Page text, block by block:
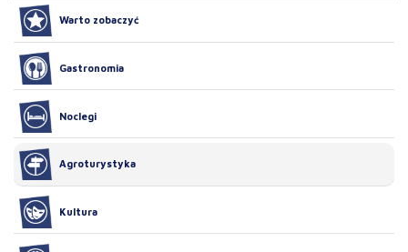
Warto zobaczyć
Gastronomia
Noclegi
Agroturystyka
Kultura